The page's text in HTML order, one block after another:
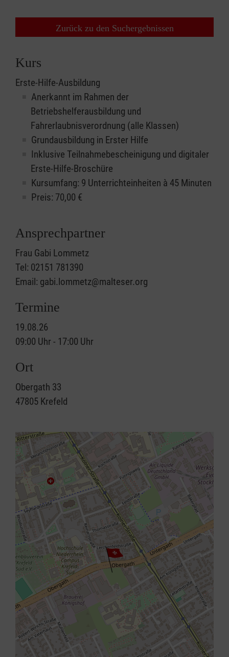
Zurück zu den Suchergebnissen
Kurs
Erste-Hilfe-Ausbildung
Anerkannt im Rahmen der
Betriebshelferausbildung und
Fahrerlaubnisverordnung (alle Klassen)
Grundausbildung in Erster Hilfe
Inklusive Teilnahmebescheinigung und digitaler
Erste-Hilfe-Broschüre
Kursumfang: 9 Unterrichteinheiten à 45 Minuten
Preis: 70,00 €
Ansprechpartner
Frau Gabi Lommetz
Tel: 02151 781390
Email: gabi.lommetz@malteser.org
Termine
19.08.26
09:00 Uhr - 17:00 Uhr
Ort
Obergath 33
47805 Krefeld